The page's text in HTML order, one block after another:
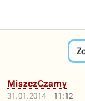
31.01.2014 11:12
MiszczCzarny